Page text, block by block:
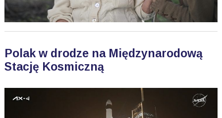
Polak w drodze na Międzynarodową
Stację Kosmiczną